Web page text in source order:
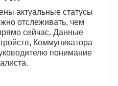
актуальные статусы
отслеживать, чем
сейчас. Данные
Коммуникатора
понимание